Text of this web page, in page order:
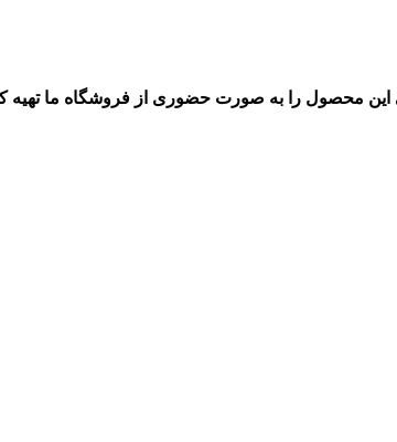
این محصول را به صورت حضوری از فروشگاه ما تهیه